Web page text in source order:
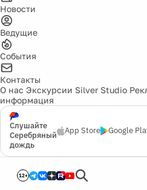
Новости
Ведущие
События
Контакты
О нас Экскурсии Silver Studio
информация
Слушайте
Серебряный
дождь
App Store Google
12+